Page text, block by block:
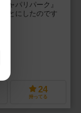
ャパリパーク』
とにしたのです
24
持ってる